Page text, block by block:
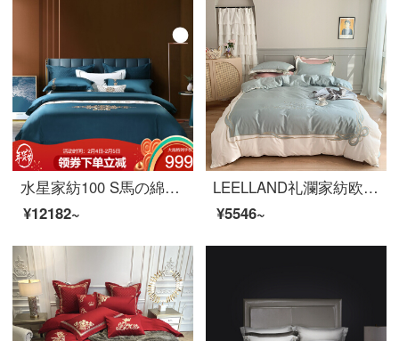
水星家紡100 S馬の綿の4点セットの純綿布団カバーのシーツ枕カバーの寝具セットのダブルカバーセットのグラス1.8メートル
¥12182~
LEELLAND礼瀾家紡欧風ロマンチックフラワー60本の綿綿綿綿綿綿綿綿綿綿綿綿綿綿布団4点セットのナイス雪-緑妍四点セット1.8-2.0メートルベッド/220*240 cm
¥5546~